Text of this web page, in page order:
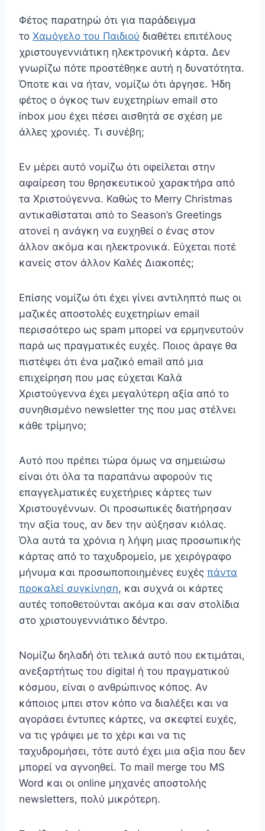
Φέτος παρατηρώ ότι για παράδειγμα
το Χαμόγελο του Παιδιού διαθέτει επιτέλους
χριστουγεννιάτικη ηλεκτρονική κάρτα. Δεν
γνωρίζω πότε προστέθηκε αυτή η δυνατότητα.
Όποτε και να ήταν, νομίζω ότι άργησε. Ήδη
φέτος ο όγκος των ευχετηρίων email στο
inbox μου έχει πέσει αισθητά σε σχέση με
άλλες χρονιές. Τι συνέβη;
Εν μέρει αυτό νομίζω ότι οφείλεται στην
αφαίρεση του θρησκευτικού χαρακτήρα από
τα Χριστούγεννα. Καθώς το Merry Christmas
αντικαθίσταται από το Season’s Greetings
ατονεί η ανάγκη να ευχηθεί ο ένας στον
άλλον ακόμα και ηλεκτρονικά. Εύχεται ποτέ
κανείς στον άλλον Καλές Διακοπές;
Επίσης νομίζω ότι έχει γίνει αντιληπτό πως οι
μαζικές αποστολές ευχετηρίων email
περισσότερο ως spam μπορεί να ερμηνευτούν
παρά ως πραγματικές ευχές. Ποιος άραγε θα
πιστέψει ότι ένα μαζικό email από μια
επιχείρηση που μας εύχεται Καλά
Χριστούγεννα έχει μεγαλύτερη αξία από το
συνηθισμένο newsletter της που μας στέλνει
κάθε τρίμηνο;
Αυτό που πρέπει τώρα όμως να σημειώσω
είναι ότι όλα τα παραπάνω αφορούν τις
επαγγελματικές ευχετήριες κάρτες των
Χριστουγέννων. Οι προσωπικές διατήρησαν
την αξία τους, αν δεν την αύξησαν κιόλας.
Όλα αυτά τα χρόνια η λήψη μιας προσωπικής
κάρτας από το ταχυδρομείο, με χειρόγραφο
μήνυμα και προσωποποιημένες ευχές πάντα
προκαλεί συγκίνηση, και συχνά οι κάρτες
αυτές τοποθετούνται ακόμα και σαν στολίδια
στο χριστουγεννιάτικο δέντρο.
Νομίζω δηλαδή ότι τελικά αυτό που εκτιμάται,
ανεξαρτήτως του digital ή του πραγματικού
κόσμου, είναι ο ανθρώπινος κόπος. Αν
κάποιος μπει στον κόπο να διαλέξει και να
αγοράσει έντυπες κάρτες, να σκεφτεί ευχές,
να τις γράψει με το χέρι και να τις
ταχυδρομήσει, τότε αυτό έχει μια αξία που δεν
μπορεί να αγνοηθεί. Το mail merge του MS
Word και οι online μηχανές αποστολής
newsletters, πολύ μικρότερη.